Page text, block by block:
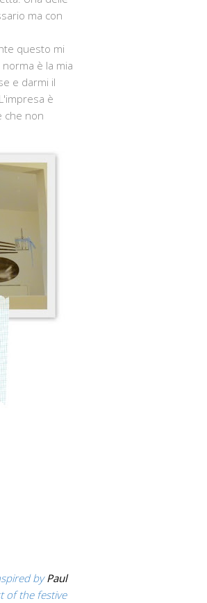
ma con
questo mi
è la mia
e darmi il
è
che non
byPaul
of the festive